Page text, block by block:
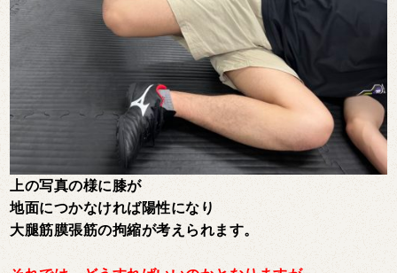
上の写真の様に膝が
地面につかなければ陽性になり
大腿筋膜張筋の拘縮が考えられます。